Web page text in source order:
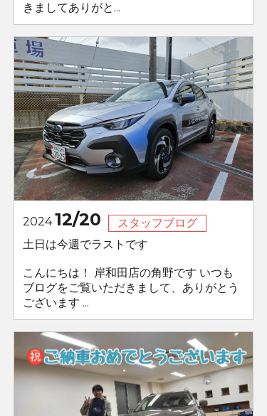
きましてありがと...
202412/20
スタッフブログ
土日は今週でラストです
こんにちは！ 岸和田店の角野です いつも
ブログをご覧いただきまして、ありがとう
ございます ...